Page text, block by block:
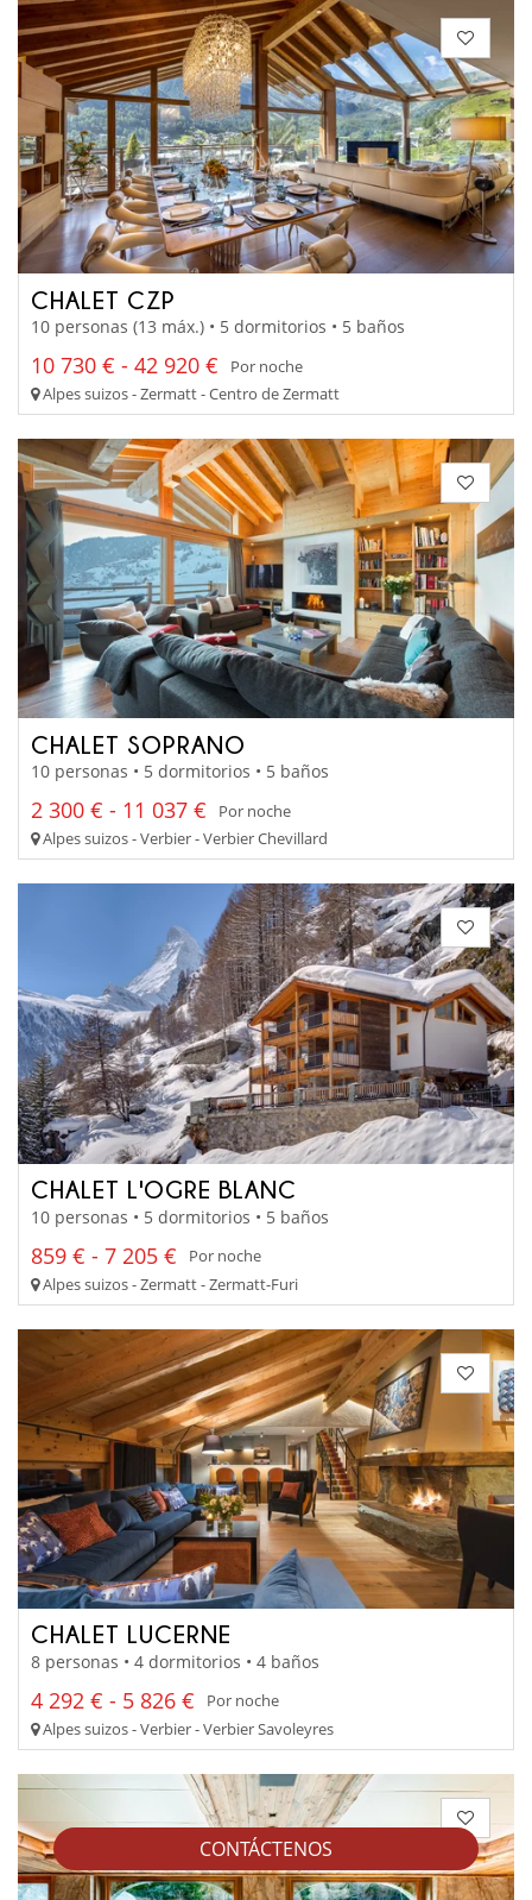
CONTÁCTENOS
CHALET CZP
10 personas (13 máx.) • 5 dormitorios • 5 baños
10 730 € - 42 920 €
Por noche
Alpes suizos - Zermatt - Centro de Zermatt
CHALET SOPRANO
10 personas • 5 dormitorios • 5 baños
2 300 € - 11 037 €
Por noche
Alpes suizos - Verbier - Verbier Chevillard
CHALET L'OGRE BLANC
10 personas • 5 dormitorios • 5 baños
859 € - 7 205 €
Por noche
Alpes suizos - Zermatt - Zermatt-Furi
CHALET LUCERNE
8 personas • 4 dormitorios • 4 baños
4 292 € - 5 826 €
Por noche
Alpes suizos - Verbier - Verbier Savoleyres